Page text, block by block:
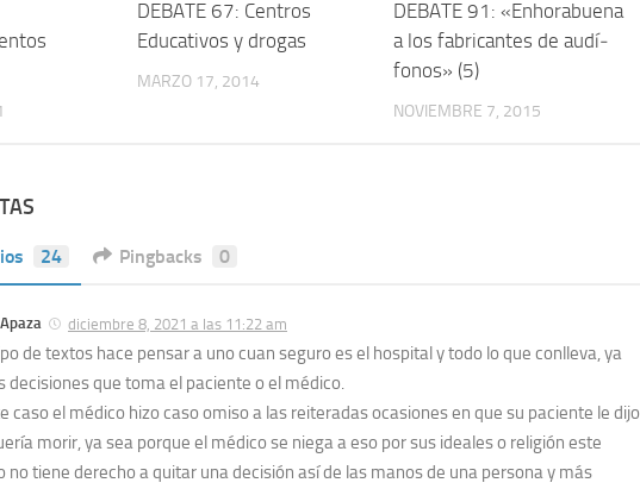
DEBATE 67: Centros
Educativos y drogas
MARZO 17, 2014
DEBATE 91: «Enhorabuena
a los fabricantes de audí­
fonos» (5)
NOVIEMBRE 7, 2015
24 Pingbacks 0
diciembre 8, 2021 a las 11:22 am
de textos hace pensar a uno cuan seguro es el hospital y todo lo que conlleva, ya
decisiones que toma el paciente o el médico.
caso el médico hizo caso omiso a las reiteradas ocasiones en que su paciente le dijo
morir, ya sea porque el médico se niega a eso por sus ideales o religión este
no tiene derecho a quitar una decisión así de las manos de una persona y más